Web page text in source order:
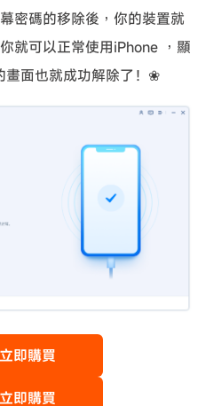
密碼的移除後，你的裝置就
就可以正常使用iPhone ，顯
畫面也就成功解除了！❀